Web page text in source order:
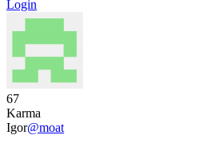
Login
67
Karma
Igor@moat